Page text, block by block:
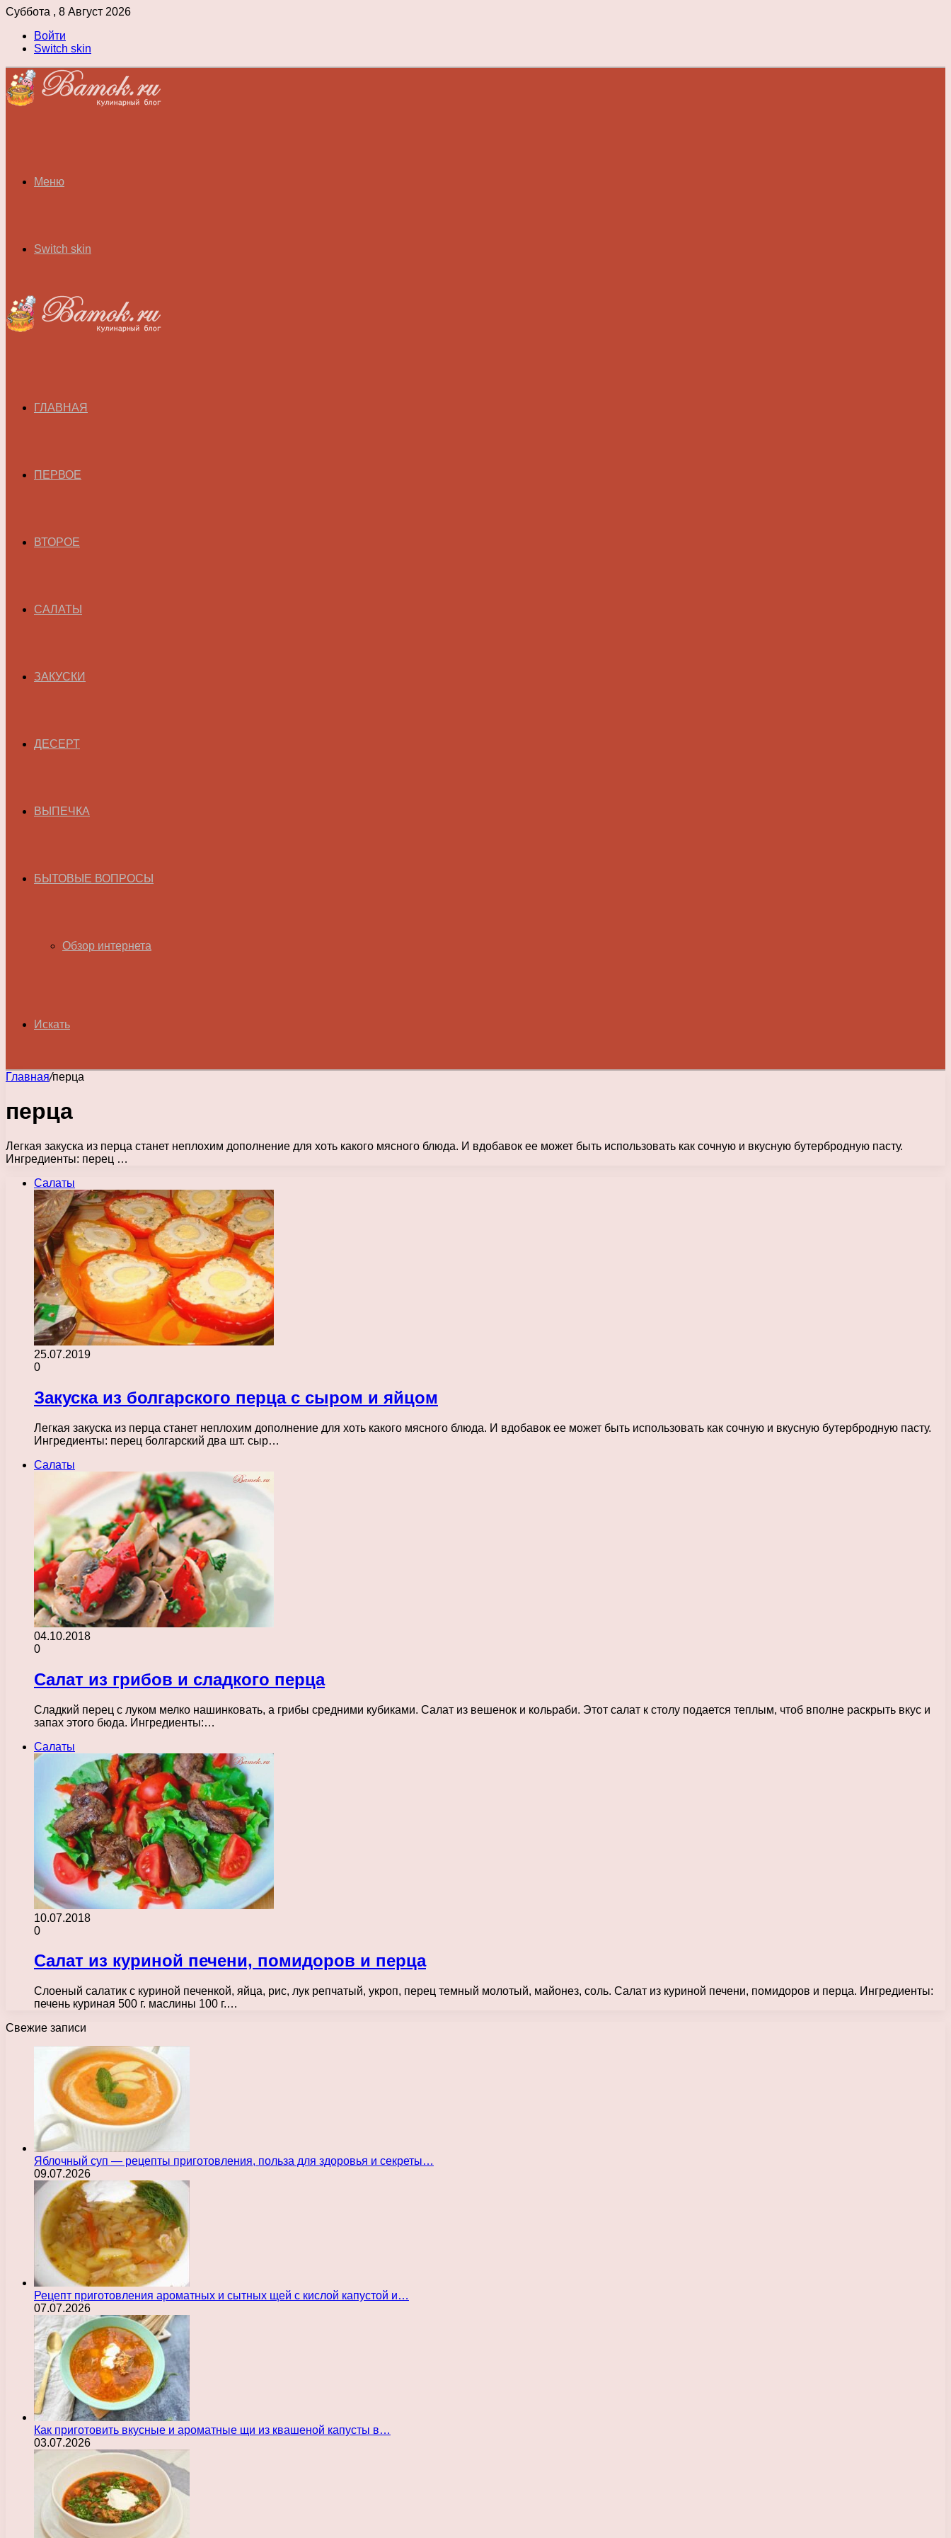
Суббота , 8 Август 2026
Войти
Switch skin
Меню
Switch skin
ГЛАВНАЯ
ПЕРВОЕ
ВТОРОЕ
САЛАТЫ
ЗАКУСКИ
ДЕСЕРТ
ВЫПЕЧКА
БЫТОВЫЕ ВОПРОСЫ
Обзор интернета
Искать
Главная/перца
перца
Легкая закуска из перца станет неплохим дополнение для хоть какого мясного блюда. И вдобавок ее может быть использовать как сочную и вкусную бутербродную пасту.
Ингредиенты: перец …
Салаты
25.07.2019
0
Закуска из болгарского перца с сыром и яйцом
Легкая закуска из перца станет неплохим дополнение для хоть какого мясного блюда. И вдобавок ее может быть использовать как сочную и вкусную бутербродную пасту.
Ингредиенты: перец болгарский два шт. сыр…
Салаты
04.10.2018
0
Салат из грибов и сладкого перца
Сладкий перец с луком мелко нашинковать, а грибы средними кубиками. Салат из вешенок и кольраби. Этот салат к столу подается теплым, чтоб вполне раскрыть вкус и
запах этого бюда. Ингредиенты:…
Салаты
10.07.2018
0
Салат из куриной печени, помидоров и перца
Слоеный салатик с куриной печенкой, яйца, рис, лук репчатый, укроп, перец темный молотый, майонез, соль. Салат из куриной печени, помидоров и перца. Ингредиенты:
печень куриная 500 г. маслины 100 г.…
Свежие записи
Яблочный суп — рецепты приготовления, польза для здоровья и секреты…
09.07.2026
Рецепт приготовления ароматных и сытных щей с кислой капустой и…
07.07.2026
Как приготовить вкусные и ароматные щи из квашеной капусты в…
03.07.2026